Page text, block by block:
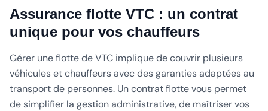
Assurance flotte VTC : un contrat
unique pour vos chauffeurs
Gérer une flotte de VTC implique de couvrir plusieurs
véhicules et chauffeurs avec des garanties adaptées au
transport de personnes. Un contrat flotte vous permet
de simplifier la gestion administrative, de maîtriser vos